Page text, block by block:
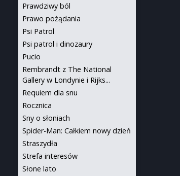
Prawdziwy ból
Prawo pożądania
Psi Patrol
Psi patrol i dinozaury
Pucio
Rembrandt z The National
Gallery w Londynie i Rijks...
Requiem dla snu
Rocznica
Sny o słoniach
Spider-Man: Całkiem nowy dzień
Straszydła
Strefa interesów
Słone lato